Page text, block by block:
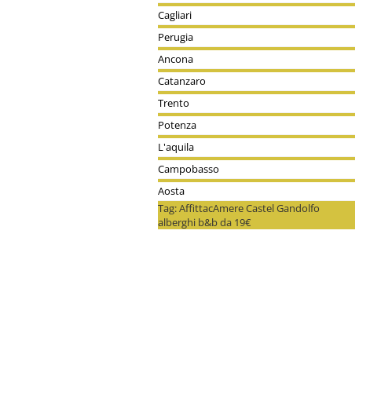
Cagliari
Perugia
Ancona
Catanzaro
Trento
Potenza
L'aquila
Campobasso
Aosta
Tag: AffittacAmere Castel Gandolfo
alberghi b&b da 19€